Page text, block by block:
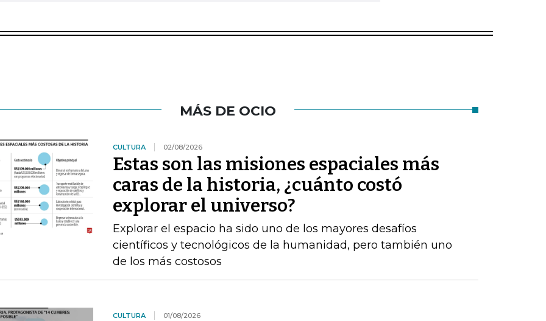
MÁS DE OCIO
CULTURA 02/08/2026
Estas son las misiones espaciales más
caras de la historia, ¿cuánto costó
explorar el universo?
Explorar el espacio ha sido uno de los mayores desafíos
científicos y tecnológicos de la humanidad, pero también uno
de los más costosos
CULTURA 01/08/2026